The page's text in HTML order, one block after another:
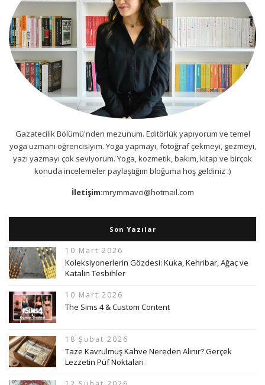
Gazatecilik Bölümü'nden mezunum. Editörlük yapıyorum ve temel
yoga uzmanı öğrencisiyim. Yoga yapmayı, fotoğraf çekmeyi, gezmeyi,
yazı yazmayı çok seviyorum. Yoga, kozmetik, bakım, kitap ve birçok
konuda incelemeler paylaştığım bloğuma hoş geldiniz :)
İletişim:mrymmavci@hotmail.com
Son Yazılar
10 Mart 2026
Koleksiyonerlerin Gözdesi: Kuka, Kehribar, Ağaç ve
Katalin Tesbihler
10 Mart 2026
The Sims 4 & Custom Content
18 Şubat 2026
Taze Kavrulmuş Kahve Nereden Alınır? Gerçek
Lezzetin Püf Noktaları